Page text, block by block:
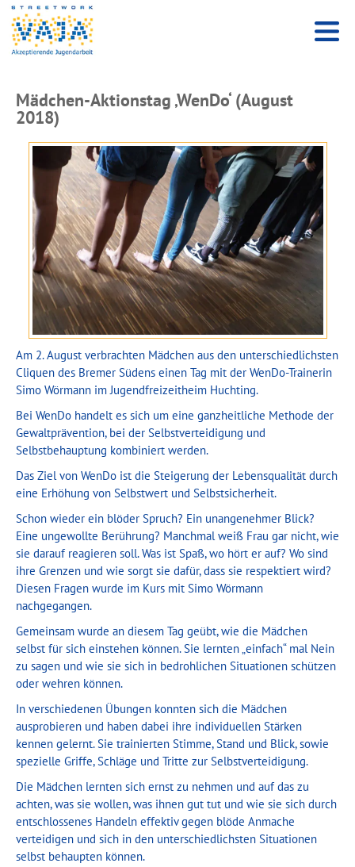
Mädchen-Aktionstag ‚WenDo‘ (August
2018)
Am 2. August verbrachten Mädchen aus den unterschiedlichsten
Cliquen des Bremer Südens einen Tag mit der WenDo-Trainerin
Simo Wörmann im Jugendfreizeitheim Huchting.
Bei WenDo handelt es sich um eine ganzheitliche Methode der
Gewaltprävention, bei der Selbstverteidigung und
Selbstbehauptung kombiniert werden.
Das Ziel von WenDo ist die Steigerung der Lebensqualität durch
eine Erhöhung von Selbstwert und Selbstsicherheit.
Schon wieder ein blöder Spruch? Ein unangenehmer Blick?
Eine ungewollte Berührung? Manchmal weiß Frau gar nicht, wie
sie darauf reagieren soll. Was ist Spaß, wo hört er auf? Wo sind
ihre Grenzen und wie sorgt sie dafür, dass sie respektiert wird?
Diesen Fragen wurde im Kurs mit Simo Wörmann
nachgegangen.
Gemeinsam wurde an diesem Tag geübt, wie die Mädchen
selbst für sich einstehen können. Sie lernten „einfach“ mal Nein
zu sagen und wie sie sich in bedrohlichen Situationen schützen
oder wehren können.
In verschiedenen Übungen konnten sich die Mädchen
ausprobieren und haben dabei ihre individuellen Stärken
kennen gelernt. Sie trainierten Stimme, Stand und Blick, sowie
spezielle Griffe, Schläge und Tritte zur Selbstverteidigung.
Die Mädchen lernten sich ernst zu nehmen und auf das zu
achten, was sie wollen, was ihnen gut tut und wie sie sich durch
entschlossenes Handeln effektiv gegen blöde Anmache
verteidigen und sich in den unterschiedlichsten Situationen
selbst behaupten können.